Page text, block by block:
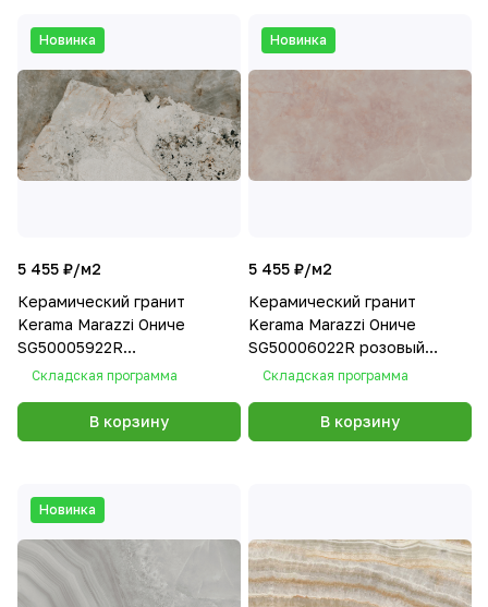
Новинка
5 455 ₽/м2
Керамический гранит
Kerama Marazzi Ониче
SG50005922R
лаппатированный 60х119,5
Складская программа
В корзину
Новинка
5 455 ₽/м2
Керамический гранит
Kerama Marazzi Ониче
SG50006022R розовый
лаппатированный 60х119,5
Складская программа
В корзину
Новинка